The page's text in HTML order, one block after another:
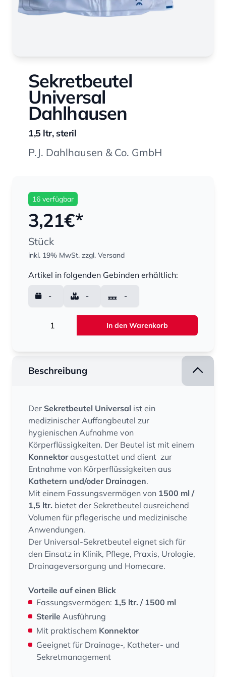
Sekretbeutel
Universal
Dahlhausen
1,5 ltr, steril
P.J. Dahlhausen & Co. GmbH
16 verfügbar
3,21€*
Stück
inkl. 19% MwSt. zzgl. Versand
Artikel in folgenden Gebinden erhältlich:
- - -
In den Warenkorb
Beschreibung
Der Sekretbeutel Universal ist ein
medizinischer Auffangbeutel zur
hygienischen Aufnahme von
Körperflüssigkeiten. Der Beutel ist mit einem
Konnektorausgestattet und dient zur
Entnahme von Körperflüssigkeiten aus
Kathetern und/oder Drainagen.
Mit einem Fassungsvermögen von 1500 ml /
1,5 ltr. bietet der Sekretbeutel ausreichend
Volumen für pflegerische und medizinische
Anwendungen.
Der Universal-Sekretbeutel eignet sich für
den Einsatz in Klinik, Pflege, Praxis, Urologie,
Drainageversorgung und Homecare.
Vorteile auf einen Blick
Fassungsvermögen: 1,5 ltr. / 1500 ml
Sterile Ausführung
Mit praktischem Konnektor
Geeignet für Drainage-, Katheter- und
Sekretmanagement